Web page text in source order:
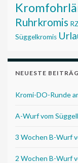
Ruhrkromis
Süggelkromis
NEUESTE
Kromi-DO-Runde
A-Wurf vom
3 Wochen B-Wurf
2 Wochen B-Wurf